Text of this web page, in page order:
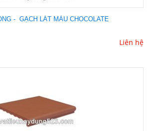
- GẠCH LÁT MÀU CHOCOLATE
Liên hệ